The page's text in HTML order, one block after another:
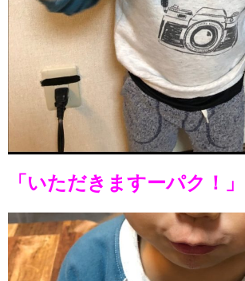
「いただきますーパク！」